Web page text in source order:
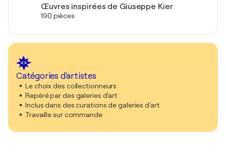
Œuvres inspirées de Giuseppe Kier
190 pièces
Catégories d'artistes
Le choix des collectionneurs
Repéré par des galeries d'art
Inclus dans des curations de galeries d'art
Travaille sur commande